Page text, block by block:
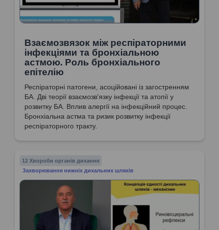
Взаємозвязок між респіраторними
інфекціями та бронхіальною
астмою. Роль бронхіального
епітелію
Респіраторні патогени, асоційовані із загостренням
БА. Дві теорії взаємозв'язку інфекції та атопії у
розвитку БА. Вплив алергії на інфекційний процес.
Бронхіальна астма та ризик розвитку інфекції
респіраторного тракту.
12 Хвороби органів дихання
Захворювання нижніх дихальних шляхів